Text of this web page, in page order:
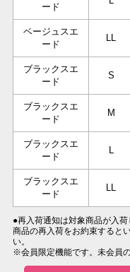
ード
ベージュスエ
ード
LL
ブラックスエ
ード
S
ブラックスエ
ード
M
ブラックスエ
ード
L
ブラックスエ
ード
LL
●再入荷通知は対象商品が入荷
商品の再入荷をお約束すると
い。
※会員限定機能です。未会員